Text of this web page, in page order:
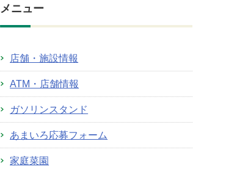
メニュー
店舗・施設情報
ATM・店舗情報
ガソリンスタンド
あまいろ応募フォーム
家庭菜園